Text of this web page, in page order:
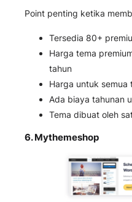
Point penting ketika
Tersedia 80+
Harga tema
tahun
Harga untuk
Ada biaya tahunan
Tema dibuat oleh
6.Mythemeshop